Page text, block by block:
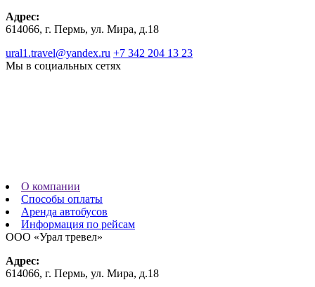
Адрес:
614066, г. Пермь, ул. Мира, д.18
ural1.travel@yandex.ru +7 342 204 13 23
Мы в социальных сетях
О компании
Способы оплаты
Аренда автобусов
Информация по рейсам
ООО «Урал тревел»
Адрес:
614066, г. Пермь, ул. Мира, д.18